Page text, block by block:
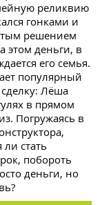
реликвию
гонками и
решением
этом деньги, в
его семья.
популярный
Лёша
в прямом
Погружаясь в
стать
побороть
деньги, но